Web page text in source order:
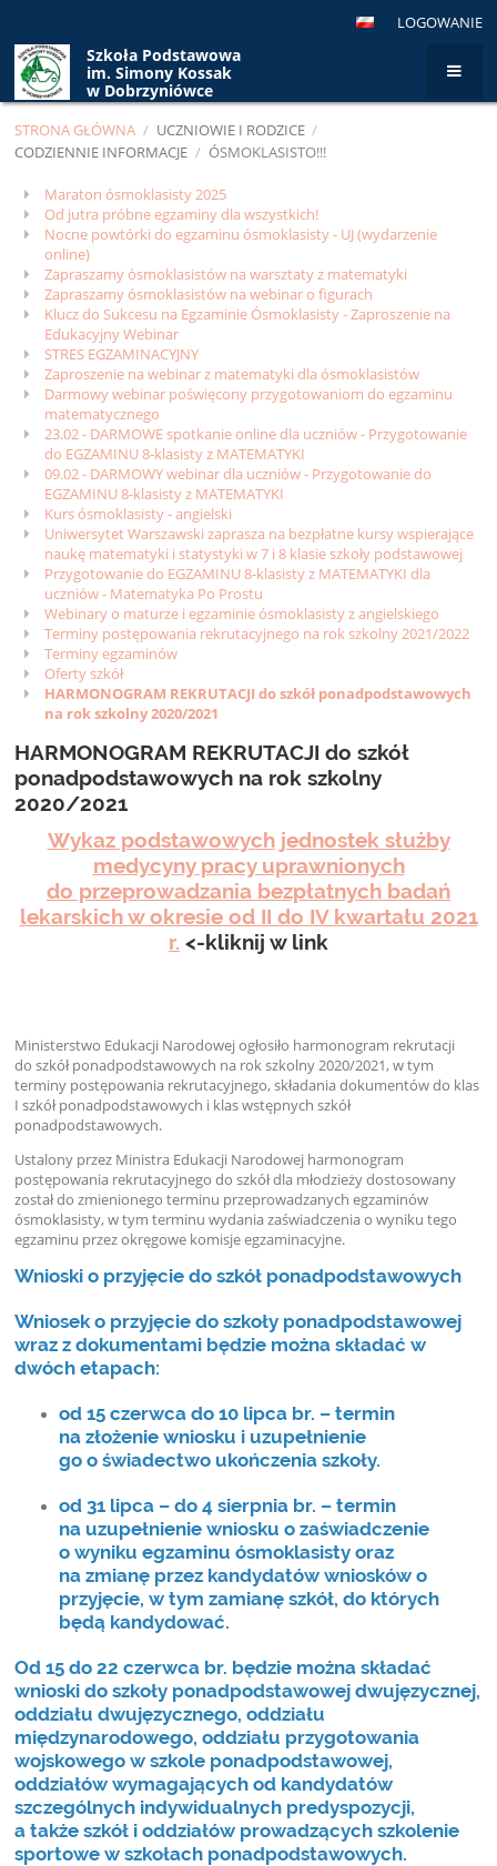
LOGOWANIE
Szkoła Podstawowa
im. Simony Kossak
w Dobrzyniówce
STRONA GŁÓWNA / UCZNIOWIE I RODZICE /
CODZIENNIE INFORMACJE / ÓSMOKLASISTO!!!
Ósmoklasisto!!!
Maraton ósmoklasisty 2025
Od jutra próbne egzaminy dla wszystkich!
Nocne powtórki do egzaminu ósmoklasisty - UJ (wydarzenie
online)
Zapraszamy ósmoklasistów na warsztaty z matematyki
Zapraszamy ósmoklasistów na webinar o figurach
Klucz do Sukcesu na Egzaminie Ósmoklasisty - Zaproszenie na
Edukacyjny Webinar
STRES EGZAMINACYJNY
Zaproszenie na webinar z matematyki dla ósmoklasistów
Darmowy webinar poświęcony przygotowaniom do egzaminu
matematycznego
23.02 - DARMOWE spotkanie online dla uczniów - Przygotowanie
do EGZAMINU 8-klasisty z MATEMATYKI
09.02 - DARMOWY webinar dla uczniów - Przygotowanie do
EGZAMINU 8-klasisty z MATEMATYKI
Kurs ósmoklasisty - angielski
Uniwersytet Warszawski zaprasza na bezpłatne kursy wspierające
naukę matematyki i statystyki w 7 i 8 klasie szkoły podstawowej
Przygotowanie do EGZAMINU 8-klasisty z MATEMATYKI dla
uczniów - Matematyka Po Prostu
Webinary o maturze i egzaminie ósmoklasisty z angielskiego
Terminy postępowania rekrutacyjnego na rok szkolny 2021/2022
Terminy egzaminów
Oferty szkół
HARMONOGRAM REKRUTACJI do szkół ponadpodstawowych
na rok szkolny 2020/2021
HARMONOGRAM REKRUTACJI do szkół
ponadpodstawowych na rok szkolny
2020/2021
Wykaz podstawowych jednostek służby
medycyny pracy uprawnionych
do przeprowadzania bezpłatnych badań
lekarskich w okresie od II do IV kwartału 2021
r. <-kliknij w link
Ministerstwo Edukacji Narodowej ogłosiło harmonogram rekrutacji
do szkół ponadpodstawowych na rok szkolny 2020/2021, w tym
terminy postępowania rekrutacyjnego, składania dokumentów do klas
I szkół ponadpodstawowych i klas wstępnych szkół
ponadpodstawowych.
Ustalony przez Ministra Edukacji Narodowej harmonogram
postępowania rekrutacyjnego do szkół dla młodzieży dostosowany
został do zmienionego terminu przeprowadzanych egzaminów
ósmoklasisty, w tym terminu wydania zaświadczenia o wyniku tego
egzaminu przez okręgowe komisje egzaminacyjne.
Wnioski o przyjęcie do szkół ponadpodstawowych
Wniosek o przyjęcie do szkoły ponadpodstawowej
wraz z dokumentami będzie można składać w
dwóch etapach:
od 15 czerwca do 10 lipca br. – termin
na złożenie wniosku i uzupełnienie
go o świadectwo ukończenia szkoły.
od 31 lipca – do 4 sierpnia br. – termin
na uzupełnienie wniosku o zaświadczenie
o wyniku egzaminu ósmoklasisty oraz
na zmianę przez kandydatów wniosków o
przyjęcie, w tym zamianę szkół, do których
będą kandydować.
Od 15 do 22 czerwca br. będzie można składać
wnioski do szkoły ponadpodstawowej dwujęzycznej,
oddziału dwujęzycznego, oddziału
międzynarodowego, oddziału przygotowania
wojskowego w szkole ponadpodstawowej,
oddziałów wymagających od kandydatów
szczególnych indywidualnych predyspozycji,
a także szkół i oddziałów prowadzących szkolenie
sportowe w szkołach ponadpodstawowych.